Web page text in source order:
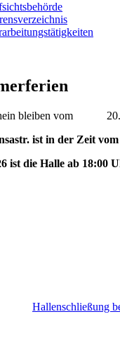
bleiben vom 20.
ist in der Zeit vom
ist die Halle ab 18:00
Hallenschließung